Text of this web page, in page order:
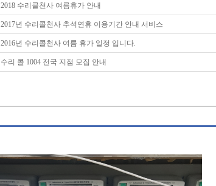
2018 수리콜천사 여름휴가 안내
2017년 수리콜천사 추석연휴 이용기간 안내 서비스
2016년 수리콜천사 여름 휴가 일정 입니다.
수리 콜 1004 전국 지점 모집 안내